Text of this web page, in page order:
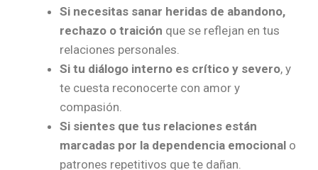
Si necesitas sanar heridas de abandono,
rechazo o traición que se reflejan en tus
relaciones personales.
Si tu diálogo interno es crítico y severo, y
te cuesta reconocerte con amor y
compasión.
Si sientes que tus relaciones están
marcadas por la dependencia emocional o
patrones repetitivos que te dañan.